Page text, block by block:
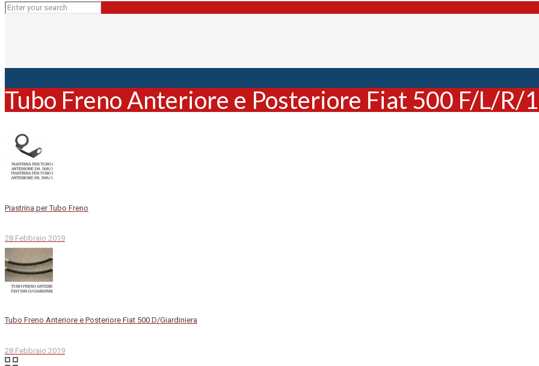
Tubo Freno Anteriore e Posteriore Fiat 500 F/L/R/
Piastrina per Tubo Freno
28 Febbraio 2019
Tubo Freno Anteriore e Posteriore Fiat 500 D/Giardiniera
28 Febbraio 2019